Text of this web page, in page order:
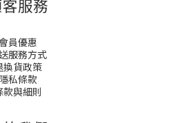
服務
員優惠
服務方式
換貨政策
隱私條款
款與細則